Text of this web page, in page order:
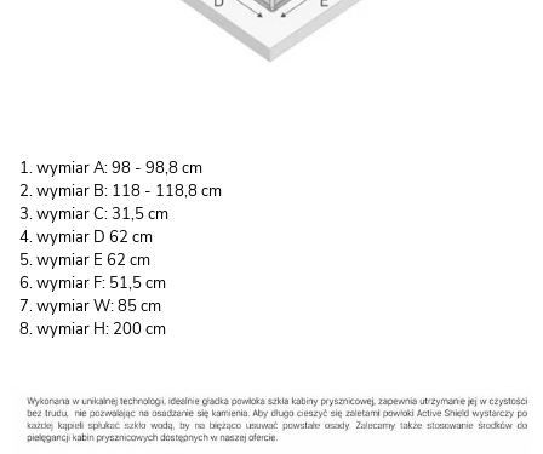
wymiar A: 98 - 98,8 cm
wymiar B: 118 - 118,8 cm
wymiar C: 31,5 cm
wymiar D 62 cm
wymiar E 62 cm
wymiar F: 51,5 cm
wymiar W: 85 cm
wymiar H: 200 cm